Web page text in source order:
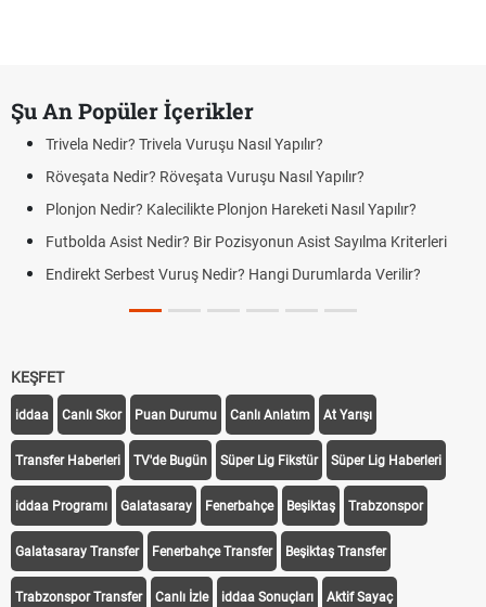
Şu An Popüler İçerikler
Trivela Nedir? Trivela Vuruşu Nasıl Yapılır?
Röveşata Nedir? Röveşata Vuruşu Nasıl Yapılır?
Plonjon Nedir? Kalecilikte Plonjon Hareketi Nasıl Yapılır?
Futbolda Asist Nedir? Bir Pozisyonun Asist Sayılma Kriterleri
Endirekt Serbest Vuruş Nedir? Hangi Durumlarda Verilir?
KEŞFET
iddaa Canlı Skor Puan Durumu Canlı Anlatım At Yarışı
Transfer Haberleri TV'de Bugün Süper Lig Fikstür Süper Lig Haberleri
iddaa Programı Galatasaray Fenerbahçe Beşiktaş Trabzonspor
Galatasaray Transfer Fenerbahçe Transfer Beşiktaş Transfer
Trabzonspor Transfer Canlı İzle iddaa Sonuçları Aktif Sayaç